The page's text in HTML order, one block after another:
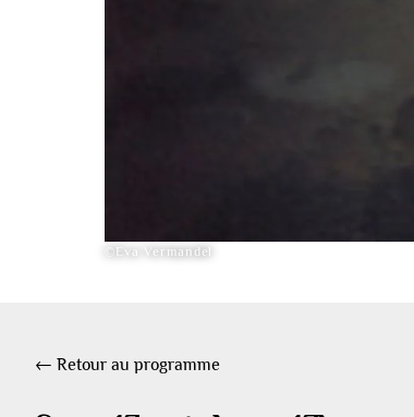
©Eva Vermandel
← Retour au programme